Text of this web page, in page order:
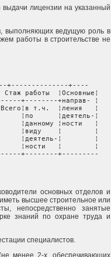
лицензии на указанный
выполняющих ведущую роль в
работы в строительстве не
+--------------+----
работы  ¦Основные¦
+--------+направ- ¦
т.ч.  ¦ления   ¦
¦по      ¦деятель-¦
¦ности   ¦
¦виду    ¦        ¦
¦        ¦
¦ности   ¦        ¦
+--------+---------
основных отделов и
высшее строительное или
непосредственно занятые
знаний по охране труда и
специалистов.
менее 2-х, обеспечивающих